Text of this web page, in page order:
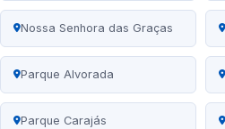
Nossa Senhora das Graças
Parque Alvorada
Parque Carajás